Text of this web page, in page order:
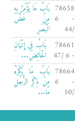
78658
- 6
/44
بَابُ مَا يُؤْمَرُ بِهِ
مِنْ غَضِّ
الْبَصَرِ
78661
- 6 /47
بَابٌ فِي إِتْيَانِ
الْحَائِضِ...
78664
- 6
/50
بَابُ مَا يُكْرَهُ
مِنْ ذِكْرِ الرَّجُلِ
مَا...